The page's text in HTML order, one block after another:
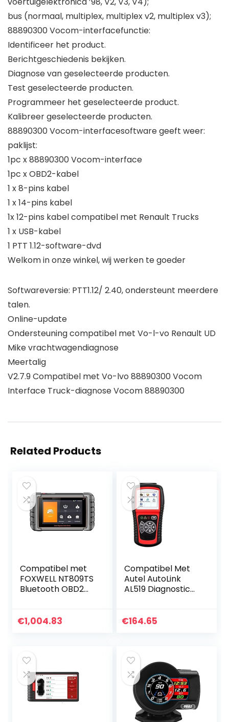
bus (normaal, multiplex, multiplex v2, multiplex v3);
88890300 Vocom-interfacefunctie:
Identificeer het product.
Berichtgeschiedenis bekijken.
Diagnose van geselecteerde producten.
Test geselecteerde producten.
Programmeer het geselecteerde product.
Kalibreer geselecteerde producten.
88890300 Vocom-interfacesoftware geeft weer:
paklijst:
1pc x 88890300 Vocom-interface
1pc x OBD2-kabel
1 x 8-pins kabel
1 x 14-pins kabel
1x 12-pins kabel compatibel met Renault Trucks
1 x USB-kabel
1 PTT 1.12-software-dvd
Welkom in onze winkel, wij werken te goeder
Softwareversie: PTT1.12/ 2.40, ondersteunt meerdere
talen.
Online-update
Ondersteuning compatibel met Vo-l-vo Renault UD
Mike vrachtwagendiagnose
Meertalig
V2.7.9 Compatibel met Vo-lvo 88890300 Vocom
Interface Truck-diagnose Vocom 88890300
Related Products
Compatibel met
FOXWELL NT809TS
Bluetooth OBD2
met TPMS Volledig
€1,004.83
Compatibel Met
Autel AutoLink
AL519 Diagnostic
Reader Scanner
€164.65